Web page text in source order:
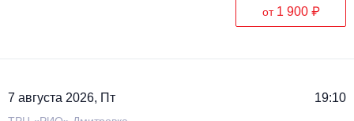
от 1 900 ₽
7 августа 2026, Пт 19:10